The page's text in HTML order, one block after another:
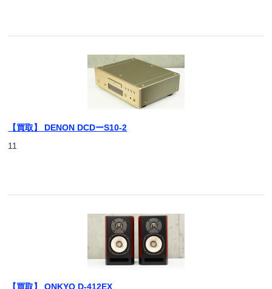
【買取】 DENON DCDーS10-2
11
【買取】 ONKYO D-412EX